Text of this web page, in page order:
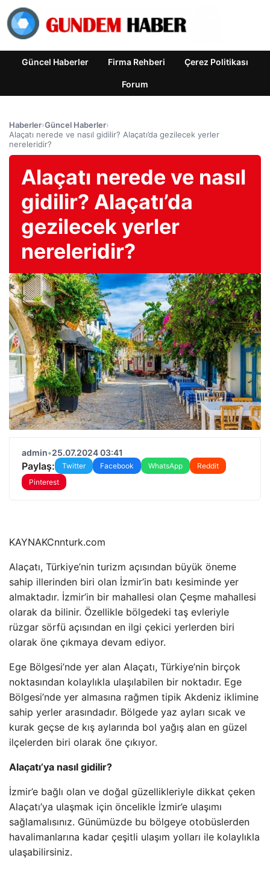
Güncel Haberler Firma Rehberi Çerez Politikası
Forum
Haberler›Güncel Haberler›
Alaçatı nerede ve nasıl gidilir? Alaçatı’da gezilecek yerler
nereleridir?
Alaçatı nerede ve nasıl
gidilir? Alaçatı’da
gezilecek yerler
nereleridir?
admin•25.07.2024 03:41
Paylaş: Twitter Facebook WhatsApp
Reddit
Pinterest
KAYNAKCnnturk.com
Alaçatı, Türkiye’nin turizm açısından büyük öneme
sahip illerinden biri olan İzmir’in batı kesiminde yer
almaktadır. İzmir’in bir mahallesi olan Çeşme mahallesi
olarak da bilinir. Özellikle bölgedeki taş evleriyle
rüzgar sörfü açısından en ilgi çekici yerlerden biri
olarak öne çıkmaya devam ediyor.
Ege Bölgesi’nde yer alan Alaçatı, Türkiye’nin birçok
noktasından kolaylıkla ulaşılabilen bir noktadır. Ege
Bölgesi’nde yer almasına rağmen tipik Akdeniz iklimine
sahip yerler arasındadır. Bölgede yaz ayları sıcak ve
kurak geçse de kış aylarında bol yağış alan en güzel
ilçelerden biri olarak öne çıkıyor.
Alaçatı’ya nasıl gidilir?
İzmir’e bağlı olan ve doğal güzellikleriyle dikkat çeken
Alaçatı’ya ulaşmak için öncelikle İzmir’e ulaşımı
sağlamalısınız. Günümüzde bu bölgeye otobüslerden
havalimanlarına kadar çeşitli ulaşım yolları ile kolaylıkla
ulaşabilirsiniz.